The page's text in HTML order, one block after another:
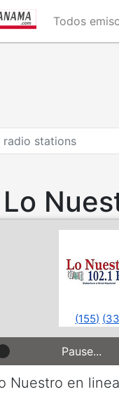
Todos
(155) (33
Pause...
Nuestro en linea